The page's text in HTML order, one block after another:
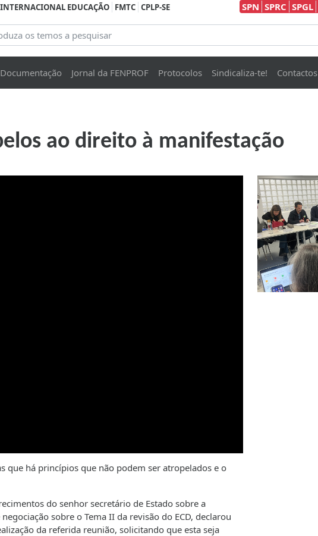
INTERNACIONAL EDUCAÇÃO FMTC CPLP-SE SPN SPRC SPGL
Jornal da FENPROF Protocolos Sindicaliza-te! Contactos
ao direito à manifestação
que há princípios que não podem ser atropelados e o
do senhor secretário de Estado sobre a
sobre o Tema II da revisão do ECD, declarou
da referida reunião, solicitando que esta seja